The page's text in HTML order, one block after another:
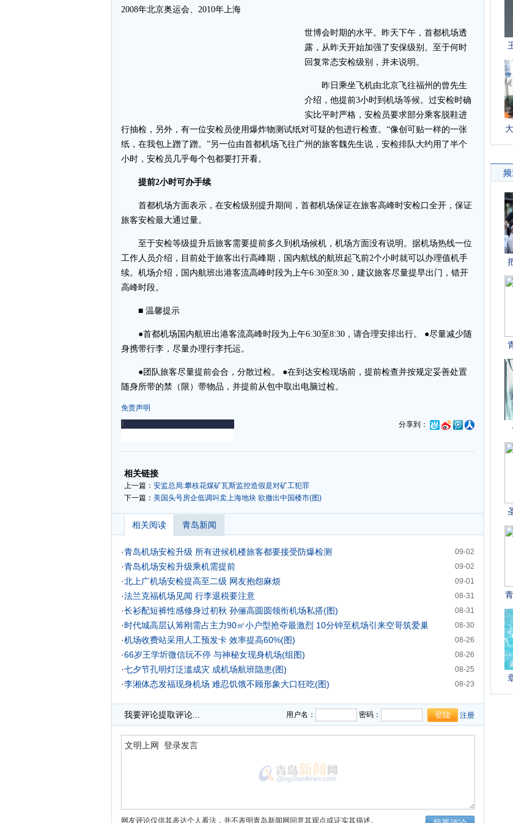
2008年北京奥运会、2010年上海
世博会时期的水平。昨天下午，首都机场透
露，从昨天开始加强了安保级别。至于何时
回复常态安检级别，并未说明。
昨日乘坐飞机由北京飞往福州的曾先生
介绍，他提前3小时到机场等候。过安检时确
实比平时严格，安检员要求部分乘客脱鞋进
行抽检，另外，有一位安检员使用爆炸物测试纸对可疑的包进行检查。“像创可贴一样的一张
纸，在我包上蹭了蹭。”另一位由首都机场飞往广州的旅客魏先生说，安检排队大约用了半个
小时，安检员几乎每个包都要打开看。
提前2小时可办手续
首都机场方面表示，在安检级别提升期间，首都机场保证在旅客高峰时安检口全开，保证
旅客安检最大通过量。
至于安检等级提升后旅客需要提前多久到机场候机，机场方面没有说明。据机场热线一位
工作人员介绍，目前处于旅客出行高峰期，国内航线的航班起飞前2个小时就可以办理值机手
续。机场介绍，国内航班出港客流高峰时段为上午6:30至8:30，建议旅客尽量提早出门，错开
高峰时段。
■ 温馨提示
●首都机场国内航班出港客流高峰时段为上午6:30至8:30，请合理安排出行。 ●尽量减少随
身携带行李，尽量办理行李托运。
●团队旅客尽量提前会合，分散过检。 ●在到达安检现场前，提前检查并按规定妥善处置
随身所带的禁（限）带物品，并提前从包中取出电脑过检。
免责声明
分享到：
-
相关链接
上一篇： 安监总局:攀枝花煤矿瓦斯监控造假是对矿工犯罪
下一篇： 美国头号房企低调叫卖上海地块 欲撤出中国楼市(图)
相关阅读 青岛新闻
09-02
·青岛机场安检升级 所有进候机楼旅客都要接受防爆检测
09-02
·青岛机场安检升级乘机需提前
09-01
·北上广机场安检提高至二级 网友抱怨麻烦
08-31
·法兰克福机场见闻 行李退税要注意
08-31
·长衫配短裤性感修身过初秋 孙俪高圆圆领衔机场私搭(图)
08-30
·时代城高层认筹刚需占主力90㎡小户型抢夺最激烈 10分钟至机场引来空哥筑爱巢
08-26
·机场收费站采用人工预发卡 效率提高60%(图)
08-26
·66岁王学圻微信玩不停 与神秘女现身机场(组图)
08-25
·七夕节孔明灯泛滥成灾 成机场航班隐患(图)
08-23
·李湘体态发福现身机场 难忍饥饿不顾形象大口狂吃(图)
我要评论提取评论... 用户名： 密码： 注册
网友评论仅供其表达个人看法，并不表明青岛新闻网同意其观点或证实其描述。